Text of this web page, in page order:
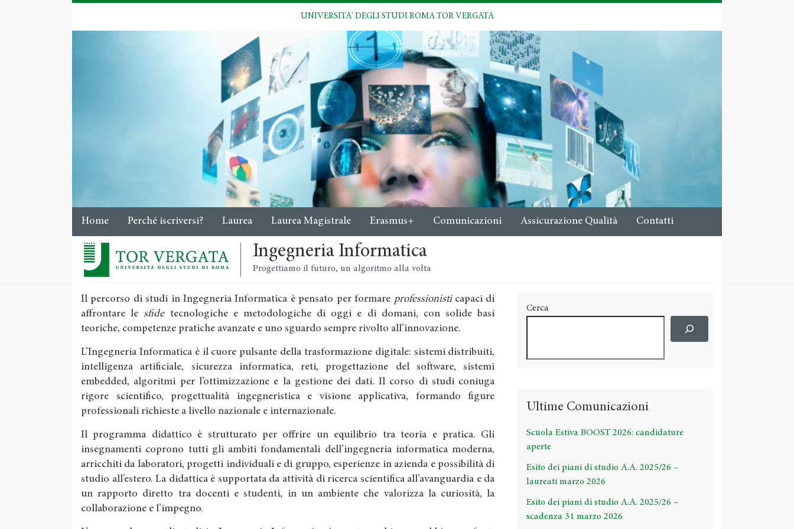
UNIVERSITA' DEGLI STUDI ROMA TOR VERGATA
Home Perché iscriversi? Laurea Laurea Magistrale Erasmus+ Comunicazioni Assicurazione Qualità Contatti
Ingegneria Informatica
Progettiamo il futuro, un algoritmo alla volta
Il percorso di studi in Ingegneria Informatica è pensato per formare professionisticapaci di
affrontare le sfidetecnologiche e metodologiche di oggi e di domani, con solide basi
teoriche, competenze pratiche avanzate e uno sguardo sempre rivolto all’innovazione.
L’Ingegneria Informatica è il cuore pulsante della trasformazione digitale: sistemi distribuiti,
intelligenza artificiale, sicurezza informatica, reti, progettazione del software, sistemi
embedded, algoritmi per l’ottimizzazione e la gestione dei dati. Il corso di studi coniuga
rigore scientifico, progettualità ingegneristica e visione applicativa, formando figure
professionali richieste a livello nazionale e internazionale.
Il programma didattico è strutturato per offrire un equilibrio tra teoria e pratica. Gli
insegnamenti coprono tutti gli ambiti fondamentali dell’ingegneria informatica moderna,
arricchiti da laboratori, progetti individuali e di gruppo, esperienze in azienda e possibilità di
studio all’estero. La didattica è supportata da attività di ricerca scientifica all’avanguardia e da
un rapporto diretto tra docenti e studenti, in un ambiente che valorizza la curiosità, la
collaborazione e l’impegno.
Cerca
Ultime Comunicazioni
Scuola Estiva BOOST 2026: candidature
aperte
Esito dei piani di studio A.A. 2025/26 –
laureati marzo 2026
Esito dei piani di studio A.A. 2025/26 –
scadenza 31 marzo 2026